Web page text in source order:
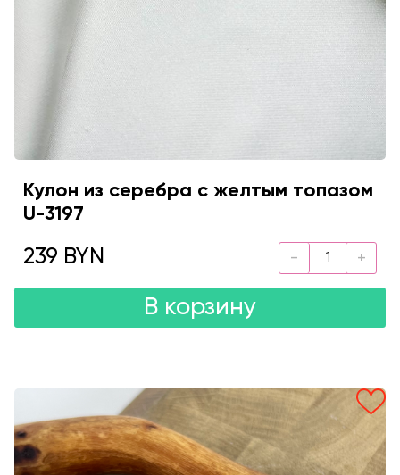
Кулон из серебра с желтым топазом
U-3197
239 BYN
В корзину